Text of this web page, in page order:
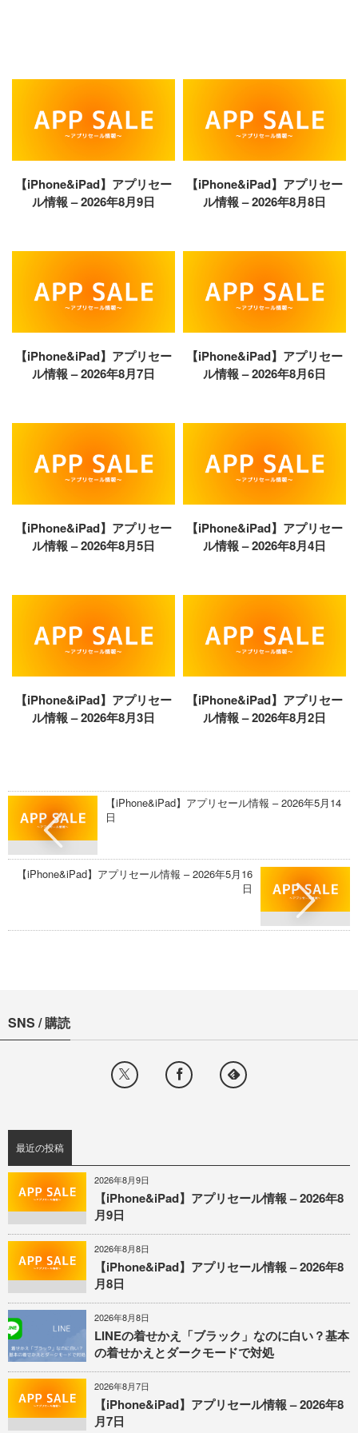
【iPhone&iPad】アプリセー
ル情報 – 2026年8月9日
【iPhone&iPad】アプリセー
ル情報 – 2026年8月8日
【iPhone&iPad】アプリセー
ル情報 – 2026年8月7日
【iPhone&iPad】アプリセー
ル情報 – 2026年8月6日
【iPhone&iPad】アプリセー
ル情報 – 2026年8月5日
【iPhone&iPad】アプリセー
ル情報 – 2026年8月4日
【iPhone&iPad】アプリセー
ル情報 – 2026年8月3日
【iPhone&iPad】アプリセー
ル情報 – 2026年8月2日
【iPhone&iPad】アプリセール情報 – 2026年5月14
日
【iPhone&iPad】アプリセール情報 – 2026年5月16
日
SNS / 購読
最近の投稿
2026年8月9日
【iPhone&iPad】アプリセール情報 – 2026年8
月9日
2026年8月8日
【iPhone&iPad】アプリセール情報 – 2026年8
月8日
2026年8月8日
LINEの着せかえ「ブラック」なのに白い？基本
の着せかえとダークモードで対処
2026年8月7日
【iPhone&iPad】アプリセール情報 – 2026年8
月7日